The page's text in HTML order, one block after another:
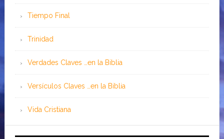
Tiempo Final
Trinidad
Verdades Claves …en la Biblia
Versículos Claves …en la Biblia
Vida Cristiana